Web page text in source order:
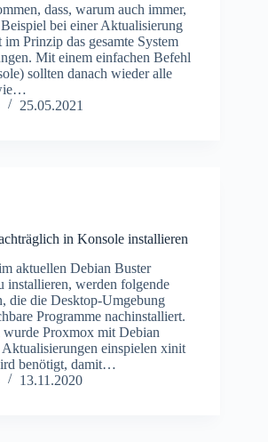
dass, warum auch immer,
bei einer Aktualisierung
Prinzip das gesamte System
Mit einem einfachen Befehl
sollten danach wieder alle
25.05.2021
in Konsole installieren
aktuellen Debian Buster
installieren, werden folgende
die die Desktop-Umgebung
Programme nachinstalliert.
Proxmox mit Debian
einspielen xinit
benötigt, damit…
13.11.2020